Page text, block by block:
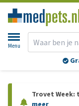
Menu
Trovet